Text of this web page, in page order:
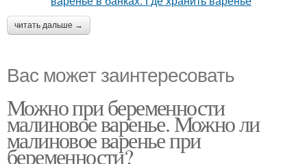
читать дальше →
Вас может заинтересовать
Можно при беременности
малиновое варенье. Можно ли
малиновое варенье при
беременности?